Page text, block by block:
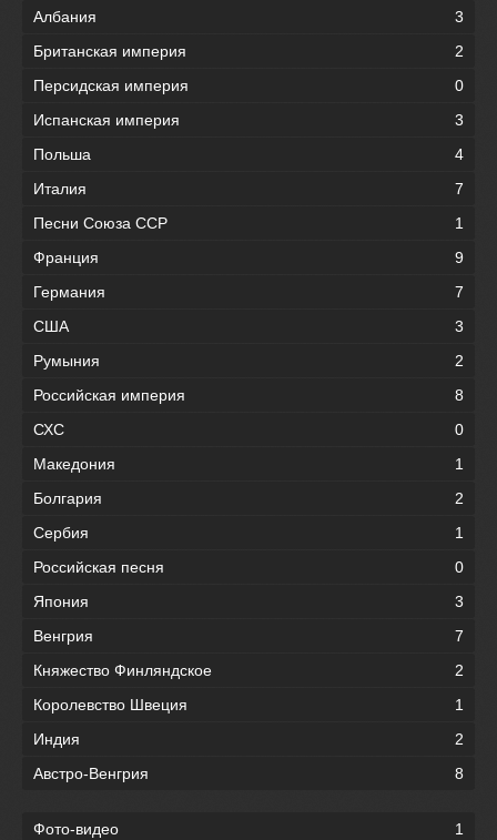
Албания
3
Британская империя
2
Персидская империя
0
Испанская империя
3
Польша
4
Италия
7
Песни Союза ССР
1
Франция
9
Германия
7
США
3
Румыния
2
Российская империя
8
СХС
0
Македония
1
Болгария
2
Сербия
1
Российская песня
0
Япония
3
Венгрия
7
Княжество Финляндское
2
Королевство Швеция
1
Индия
2
Австро-Венгрия
8
Фото-видео
1